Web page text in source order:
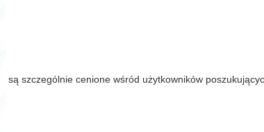
są szczególnie cenione wśród użytkowników